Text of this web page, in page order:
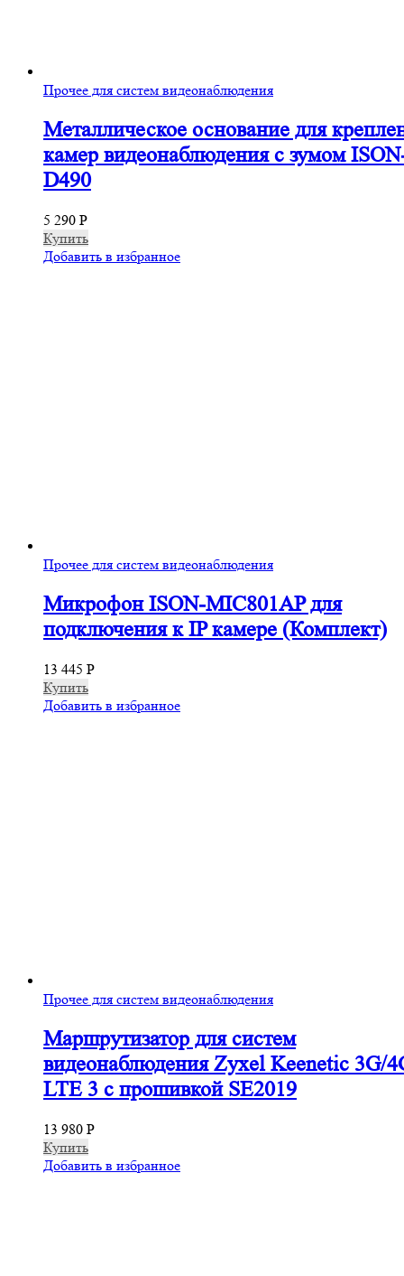
Прочее для систем видеонаблюдения
Металлическое основание для
камер видеонаблюдения с зумом
D490
5 290 Р
Купить
Добавить в избранное
Прочее для систем видеонаблюдения
Микрофон ISON-MIC801AP для
подключения к IP камере (Комплект)
13 445 Р
Купить
Добавить в избранное
Прочее для систем видеонаблюдения
Маршрутизатор для систем
видеонаблюдения Zyxel Keenetic 3G/
LTE 3 с прошивкой SE2019
13 980 Р
Купить
Добавить в избранное